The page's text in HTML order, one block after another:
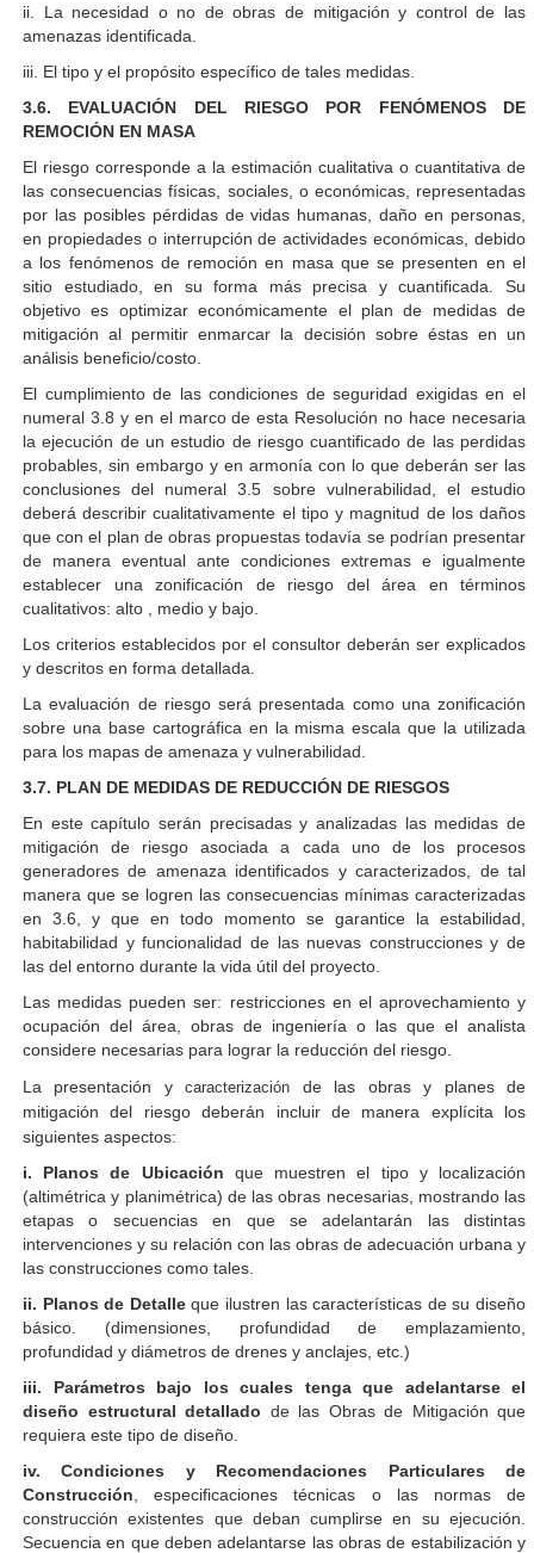
ii. La necesidad o no de obras de mitigación y control de las
amenazas identificada.
iii. El tipo y el propósito específico de tales medidas.
3.6. EVALUACIÓN DEL RIESGO POR FENÓMENOS DE
REMOCIÓN EN MASA
El riesgo corresponde a la estimación cualitativa o cuantitativa de
las consecuencias físicas, sociales, o económicas, representadas
por las posibles pérdidas de vidas humanas, daño en personas,
en propiedades o interrupción de actividades económicas, debido
a los fenómenos de remoción en masa que se presenten en el
sitio estudiado, en su forma más precisa y cuantificada. Su
objetivo es optimizar económicamente el plan de medidas de
mitigación al permitir enmarcar la decisión sobre éstas en un
análisis beneficio/costo.
El cumplimiento de las condiciones de seguridad exigidas en el
numeral 3.8 y en el marco de esta Resolución no hace necesaria
la ejecución de un estudio de riesgo cuantificado de las perdidas
probables, sin embargo y en armonía con lo que deberán ser las
conclusiones del numeral 3.5 sobre vulnerabilidad, el estudio
deberá describir cualitativamente el tipo y magnitud de los daños
que con el plan de obras propuestas todavía se podrían presentar
de manera eventual ante condiciones extremas e igualmente
establecer una zonificación de riesgo del área en términos
cualitativos: alto , medio y bajo.
Los criterios establecidos por el consultor deberán ser explicados
y descritos en forma detallada.
La evaluación de riesgo será presentada como una zonificación
sobre una base cartográfica en la misma escala que la utilizada
para los mapas de amenaza y vulnerabilidad.
3.7. PLAN DE MEDIDAS DE REDUCCIÓN DE RIESGOS
En este capítulo serán precisadas y analizadas las medidas de
mitigación de riesgo asociada a cada uno de los procesos
generadores de amenaza identificados y caracterizados, de tal
manera que se logren las consecuencias mínimas caracterizadas
en 3.6, y que en todo momento se garantice la estabilidad,
habitabilidad y funcionalidad de las nuevas construcciones y de
las del entorno durante la vida útil del proyecto.
Las medidas pueden ser: restricciones en el aprovechamiento y
ocupación del área, obras de ingeniería o las que el analista
considere necesarias para lograr la reducción del riesgo.
La presentación ycaracterización de las obras y planes de
mitigación del riesgo deberán incluir de manera explícita los
siguientes aspectos:
i. Planos de Ubicación que muestren el tipo y localización
(altimétrica y planimétrica) de las obras necesarias, mostrando las
etapas o secuencias en que se adelantarán las distintas
intervenciones y su relación con las obras de adecuación urbana y
las construcciones como tales.
ii. Planos de Detalleque ilustren las características de su diseño
básico. (dimensiones, profundidad de emplazamiento,
profundidad y diámetros de drenes y anclajes, etc.)
iii. Parámetros bajo los cuales tenga que adelantarse el
diseño estructural detallado de las Obras de Mitigación que
requiera este tipo de diseño.
iv. Condiciones y Recomendaciones Particulares de
Construcción , especificaciones técnicas o las normas de
construcción existentes que deban cumplirse en su ejecución.
Secuencia en que deben adelantarse las obras de estabilización y